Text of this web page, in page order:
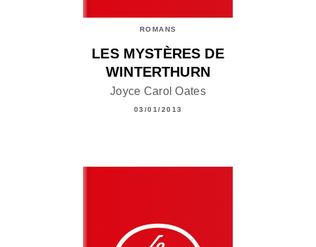
ROMANS
LES MYSTÈRES DE
WINTERTHURN
Joyce Carol Oates
03/01/2013